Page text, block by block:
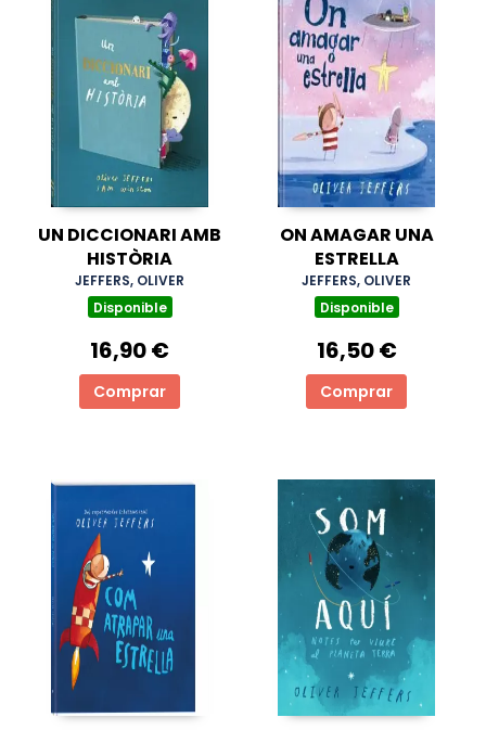
UN DICCIONARI AMB
HISTÒRIA
JEFFERS, OLIVER
Disponible
16,90 €
Comprar
ON AMAGAR UNA
ESTRELLA
JEFFERS, OLIVER
Disponible
16,50 €
Comprar